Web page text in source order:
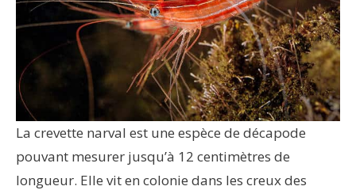
La crevette narval est une espèce de décapode
pouvant mesurer jusqu’à 12 centimètres de
longueur. Elle vit en colonie dans les creux des